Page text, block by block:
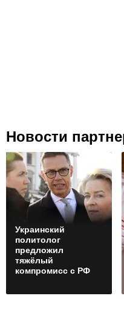
Новости
Украинский
политолог
предложил
тяжёлый
компромисс с РФ